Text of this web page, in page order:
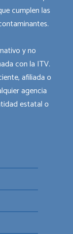
cumplen las
y no
con la ITV.
afiliada o
agencia
estatal o